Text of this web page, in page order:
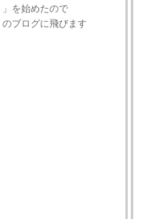
を始めたので
のブログに飛びます